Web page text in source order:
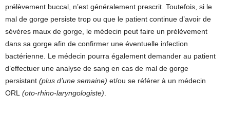
prélèvement buccal, n’est généralement prescrit. Toutefois, si le
mal de gorge persiste trop ou que le patient continue d’avoir de
sévères maux de gorge, le médecin peut faire un prélèvement
dans sa gorge afin de confirmer une éventuelle infection
bactérienne. Le médecin pourra également demander au patient
d’effectuer une analyse de sang en cas de mal de gorge
persistant (plus d’une semaine) et/ou se référer à un médecin
ORL (oto-rhino-laryngologiste).